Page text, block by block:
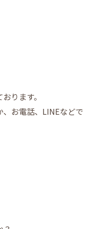
ります。
お電話、LINEなどで